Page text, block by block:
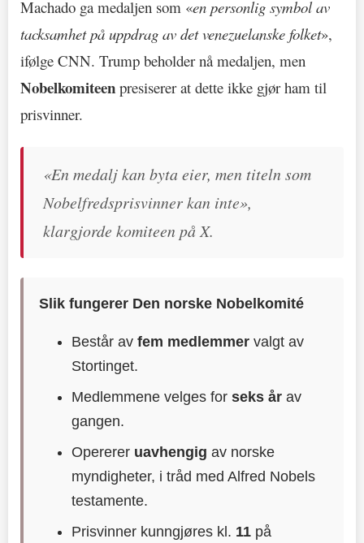
Machado ga medaljen som «en personlig symbol av
tacksamhet på uppdrag av det venezuelanske folket»,
ifølge CNN. Trump beholder nå medaljen, men
Nobelkomiteen presiserer at dette ikke gjør ham til
prisvinner.
«En medalj kan byta eier, men titeln som
Nobelfredsprisvinner kan inte»,
klargjorde komiteen på X.
Slik fungerer Den norske Nobelkomité
Består avfem medlemmer valgt av
Stortinget.
Medlemmene velges forseks år av
gangen.
Opererer uavhengig av norske
myndigheter, i tråd med Alfred Nobels
testamente.
Prisvinner kunngjøres kl. 11 på